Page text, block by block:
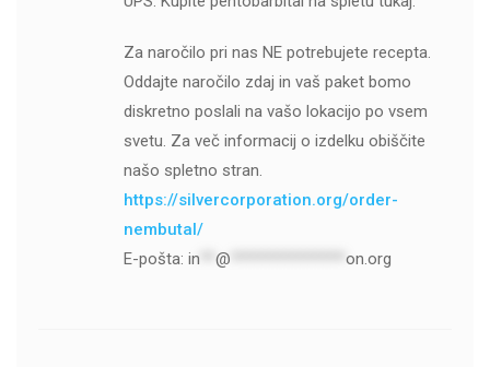
Za naročilo pri nas NE potrebujete recepta.
Oddajte naročilo zdaj in vaš paket bomo
diskretno poslali na vašo lokacijo po vsem
svetu. Za več informacij o izdelku obiščite
našo spletno stran.
https://silvercorporation.org/order-
nembutal/
E-pošta: in @ on.org